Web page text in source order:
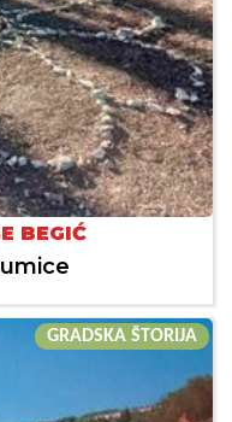
BEGIĆ
GRADSKA ŠTORIJA